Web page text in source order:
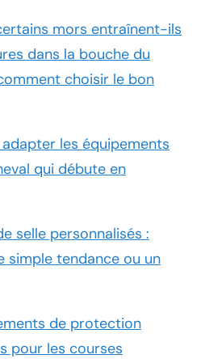
mors entraînent-ils
dans la bouche du
choisir le bon
les équipements
qui débute en
selle personnalisés :
simple tendance ou un
de protection
pour les courses